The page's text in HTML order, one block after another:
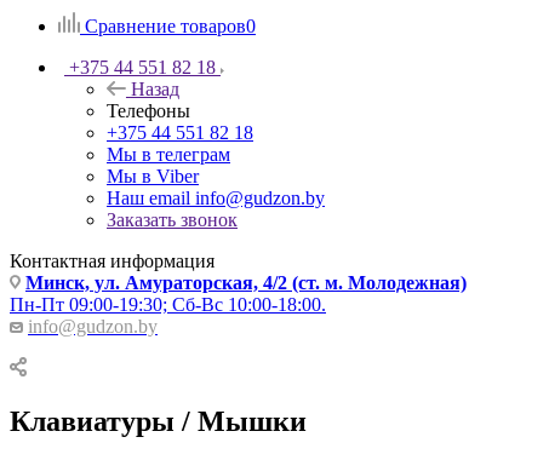
Сравнение товаров0
+375 44 551 82 18
Назад
Телефоны
+375 44 551 82 18
Мы в телеграм
Мы в Viber
Наш email info@gudzon.by
Заказать звонок
Контактная информация
Минск, ул. Амураторская, 4/2 (ст. м. Молодежная)
Пн-Пт 09:00-19:30; Сб-Вс 10:00-18:00.
info@gudzon.by
Клавиатуры / Мышки